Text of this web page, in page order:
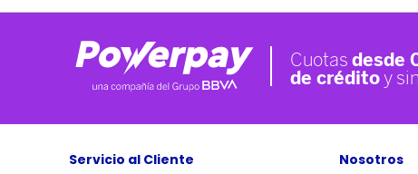
Servicio al Cliente Nosotros